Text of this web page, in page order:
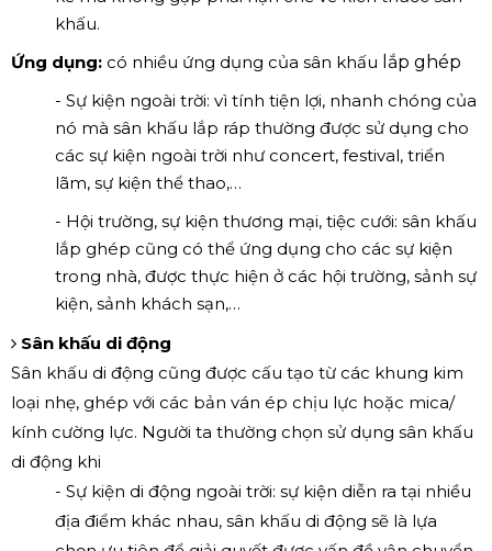
khấu.
Ứng dụng: có nhiều ứng dụng của sân khấu lắp ghép
- Sự kiện ngoài trời: vì tính tiện lợi, nhanh chóng của
nó mà sân khấu lắp ráp thường được sử dụng cho
các sự kiện ngoài trời như concert, festival, triển
lãm, sự kiện thể thao,…
- Hội trường, sự kiện thương mại, tiệc cưới: sân khấu
lắp ghép cũng có thể ứng dụng cho các sự kiện
trong nhà, được thực hiện ở các hội trường, sảnh sự
kiện, sảnh khách sạn,…
Sân khấu di động
Sân khấu di động cũng được cấu tạo từ các khung kim
loại nhẹ, ghép với các bản ván ép chịu lực hoặc mica/
kính cường lực. Người ta thường chọn sử dụng sân khấu
di động khi
- Sự kiện di động ngoài trời: sự kiện diễn ra tại nhiều
địa điểm khác nhau, sân khấu di động sẽ là lựa